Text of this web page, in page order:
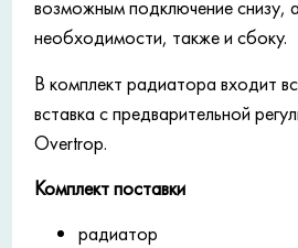
возможным подключение снизу,
необходимости, также и сбоку.
В комплект радиатора входит
вставка с предварительной
Overtrop.
Комплект поставки
радиатор